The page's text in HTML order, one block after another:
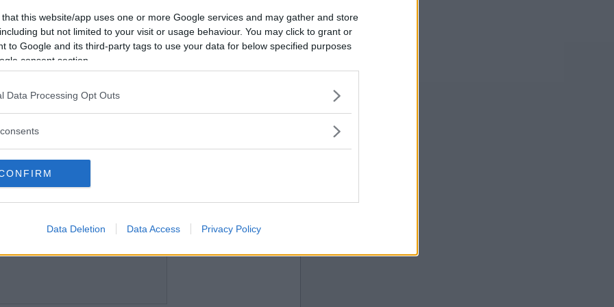
that this website/app uses one or more Google services and may gather and store
but not limited to your visit or usage behaviour. You may click to grant or
to Google and its third-party tags to use your data for below specified purposes
consent section.
Data Processing Opt Outs
Data Deletion Data Access Privacy Policy
2017-05-05 21:01
Vill du bli
medlem?